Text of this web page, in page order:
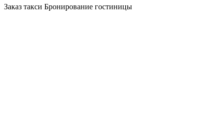
Заказ такси Бронирование гостиницы